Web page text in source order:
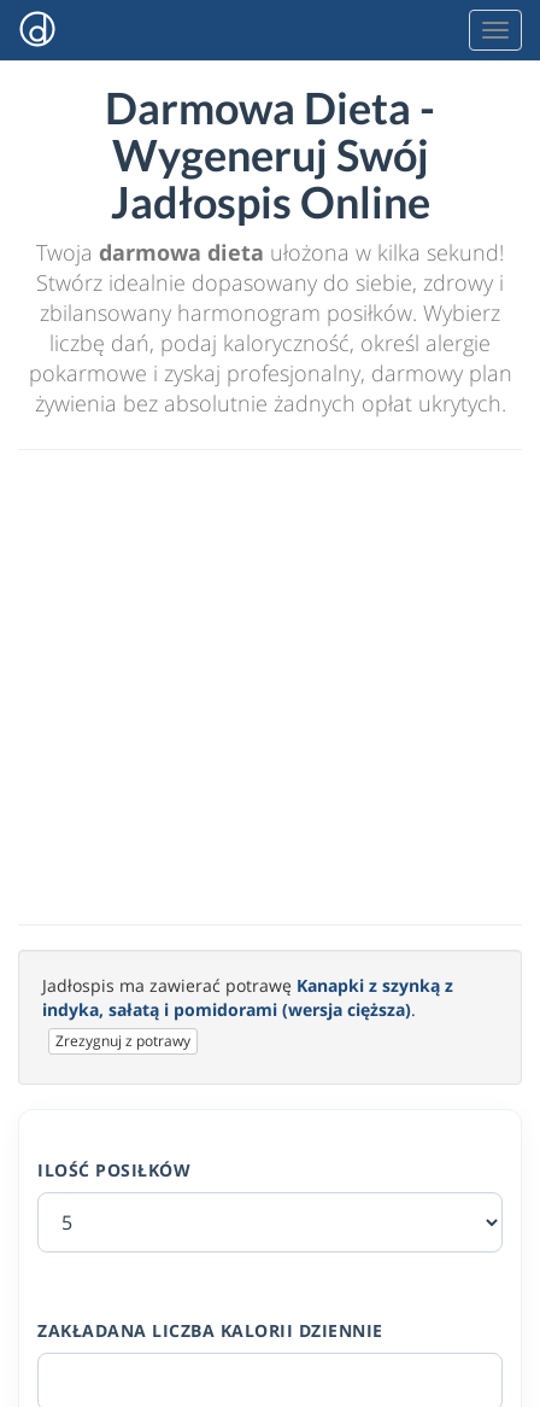
Darmowa Dieta -
Wygeneruj Swój
Jadłospis Online
Twoja darmowa dieta ułożona w kilka sekund!
Stwórz idealnie dopasowany do siebie, zdrowy i
zbilansowany harmonogram posiłków. Wybierz
liczbę dań, podaj kaloryczność, określ alergie
pokarmowe i zyskaj profesjonalny, darmowy plan
żywienia bez absolutnie żadnych opłat ukrytych.
Jadłospis ma zawierać potrawę Kanapki z szynką z
indyka, sałatą i pomidorami (wersja cięższa).
Zrezygnuj z potrawy
ILOŚĆ POSIŁKÓW
ZAKŁADANA LICZBA KALORII DZIENNIE